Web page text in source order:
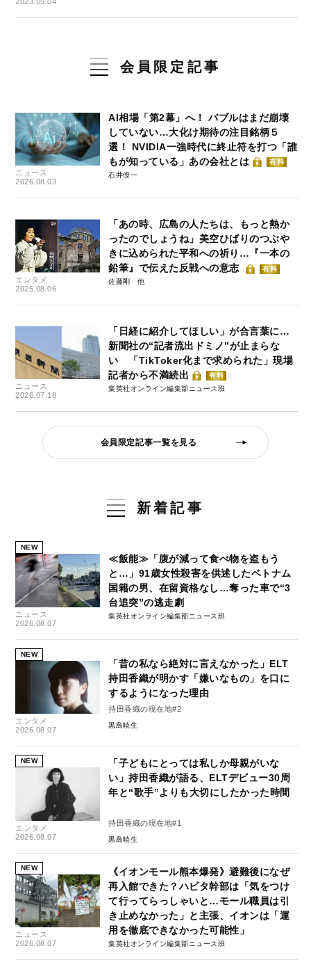
会員限定記事
ニュース
2026.08.03
AI相場「第2幕」へ！ バブルはまだ崩壊
していない…大化け期待の注目銘柄５
選！ NVIDIA一強時代に終止符を打つ「誰
もが知っている」あの会社とは
有料
石井僚一
エンタメ
2025.08.06
「あの時、広島の人たちは、もっと熱か
ったのでしょうね」美空ひばりのつぶや
きに込められた平和への祈り…『一本の
鉛筆』で伝えた反戦への意志
有料
佐藤剛
ニュース
2026.07.18
「日経に紹介してほしい」が合言葉に…
新聞社の“記者流出ドミノ”が止まらな
い 「TikToker化まで求められた」現場
記者から不満続出
有料
集英社オンライン編集部ニュース班
会員限定記事一覧を見る
新着記事
NEW
ニュース
2026.08.07
≪飯能≫「腹が減って食べ物を盗もう
と…」91歳女性殺害を供述したベトナム
国籍の男、在留資格なし…奪った車で“3
台追突”の逃走劇
集英社オンライン編集部ニュース班
NEW
エンタメ
2026.08.07
「昔の私なら絶対に言えなかった」ELT
持田香織が明かす「嫌いなもの」を口に
するようになった理由
持田香織の現在地#2
黒島暁生
NEW
エンタメ
2026.08.07
「子どもにとっては私しか母親がいな
い」持田香織が語る、ELTデビュー30周
年と“歌手”よりも大切にしたかった時間
持田香織の現在地#1
黒島暁生
NEW
ニュース
2026.08.07
《イオンモール熊本爆発》避難後になぜ
再入館できた？ハビタ幹部は「気をつけ
て行ってらっしゃいと…モール職員は引
き止めなかった」と主張、イオンは「運
用を徹底できなかった可能性」
集英社オンライン編集部ニュース班